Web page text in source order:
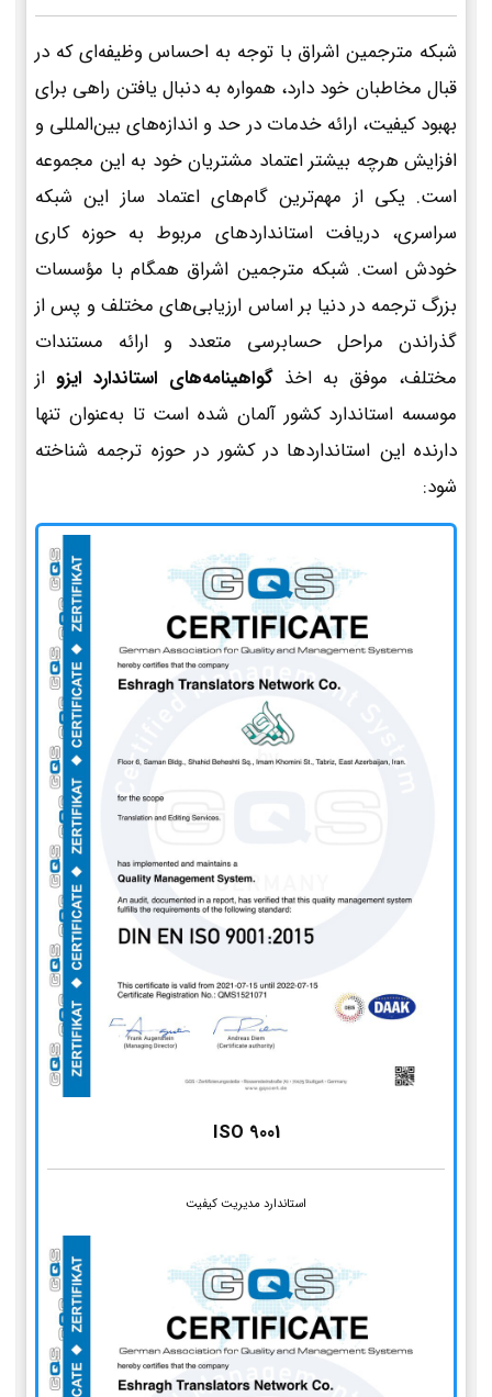
شبکه مترجمین اشراق با توجه به احساس وظیفه‌ای که در
قبال مخاطبان خود دارد، همواره به دنبال یافتن راهی برای
بهبود کیفیت، ارائه خدمات در حد و اندازه‌های بین‌المللی و
افزایش هرچه بیشتر اعتماد مشتریان خود به این مجموعه
است. یکی از مهم‌ترین گام‌های اعتماد ساز این شبکه
سراسری، دریافت استانداردهای مربوط به حوزه کاری
خودش است. شبکه مترجمین اشراق همگام با مؤسسات
بزرگ ترجمه در دنیا بر اساس ارزیابی‌های مختلف و پس از
گذراندن مراحل حسابرسی متعدد و ارائه مستندات
مختلف، موفق به اخذ گواهینامه‌های استاندارد ایزو از
موسسه استاندارد کشور آلمان شده است تا به‌عنوان تنها
دارنده این استانداردها در کشور در حوزه ترجمه شناخته
شود:
ISO 9001
استاندارد مدیریت کیفیت